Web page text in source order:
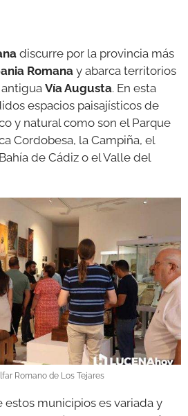
discurre por la provincia más
Romanay abarca territorios
Vía Augusta. En esta
espacios paisajísticos de
y natural como son el Parque
Cordobesa, la Campiña, el
de Cádiz o el Valle del
Romano de Los Tejares
estos municipios es variada y